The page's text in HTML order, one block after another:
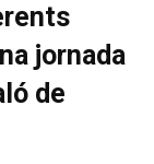
jornada
de